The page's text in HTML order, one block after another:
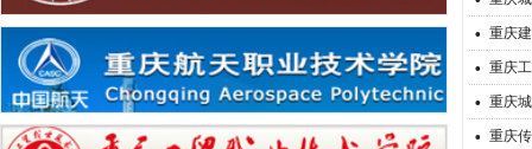
· 重庆
· 重庆
· 重庆
· 重庆